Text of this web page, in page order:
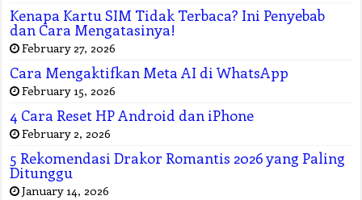
Kenapa Kartu SIM Tidak Terbaca? Ini Penyebab
dan Cara Mengatasinya!
February 27, 2026
Cara Mengaktifkan Meta AI di WhatsApp
February 15, 2026
4 Cara Reset HP Android dan iPhone
February 2, 2026
5 Rekomendasi Drakor Romantis 2026 yang Paling
Ditunggu
January 14, 2026